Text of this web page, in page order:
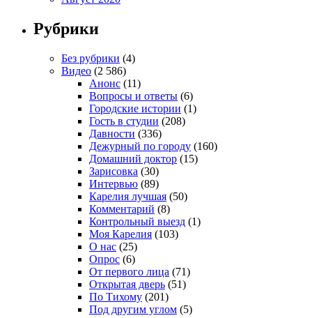
Рубрики
Без рубрики (4)
Видео (2 586)
Анонс (11)
Вопросы и ответы (6)
Городские истории (1)
Гость в студии (208)
Давности (336)
Дежурный по городу (160)
Домашний доктор (15)
Зарисовка (30)
Интервью (89)
Карелия лучшая (50)
Комментарий (8)
Контрольный выезд (1)
Моя Карелия (103)
О нас (25)
Опрос (6)
От первого лица (71)
Открытая дверь (51)
По Тихому (201)
Под другим углом (5)